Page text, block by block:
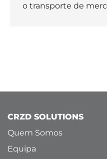
o transporte de
CRZD SOLUTIONS
Quem Somos
Equipa